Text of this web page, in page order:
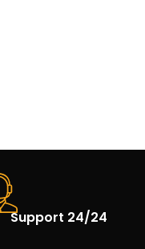
Support 24/24